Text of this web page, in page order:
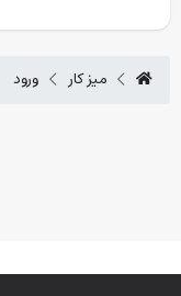
میز کار ورود